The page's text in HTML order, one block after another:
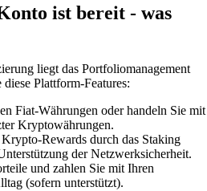
ist bereit - was
liegt das Portfoliomanagement
Plattform-Features:
Fiat-Währungen oder handeln Sie mit
Kryptowährungen.
Rewards durch das Staking
der Netzwerksicherheit.
und zahlen Sie mit Ihren
(sofern unterstützt).